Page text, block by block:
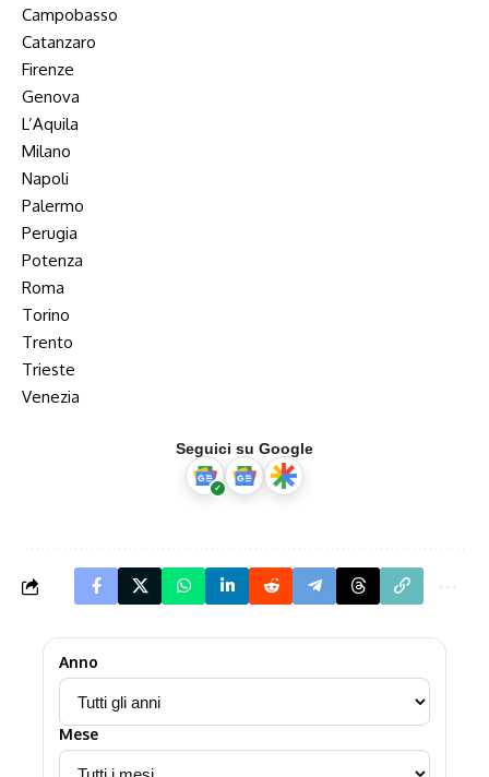
Campobasso
Catanzaro
Firenze
Genova
L’Aquila
Milano
Napoli
Palermo
Perugia
Potenza
Roma
Torino
Trento
Trieste
Venezia
Seguici su Google
Anno
Mese